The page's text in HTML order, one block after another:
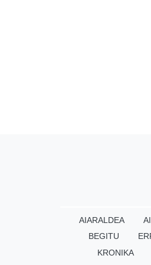
AIARALDEA
BEGITU
KRONIKA